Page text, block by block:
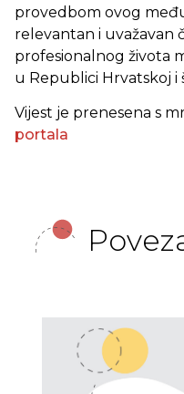
provedbom ovog
relevantan i uvažavan
profesionalnog života
u Republici Hrvatskoj i
Vijest je prenesena s
portala